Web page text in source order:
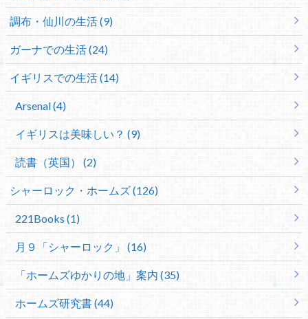
調布・仙川の生活 (9)
ガーナでの生活 (24)
イギリスでの生活 (14)
Arsenal (4)
イギリスは美味しい？ (9)
読書（英国） (2)
シャーロック・ホームズ (126)
221Books (1)
月９「シャーロック」 (16)
「ホームズゆかりの地」案内 (35)
ホームズ研究書 (44)